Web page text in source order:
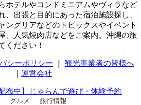
ホテルやコンドミニアムやヴィラなど
、出張と目的にあった宿泊施設探し、
ングリアなどのトピックスやイベント
、人気焼肉店などをご案内。沖縄の旅
ください！
シーポリシー
観光事業者の皆様へ
運営会社
布中】じゃらんで遊び・体験予約
グルメ 旅行情報